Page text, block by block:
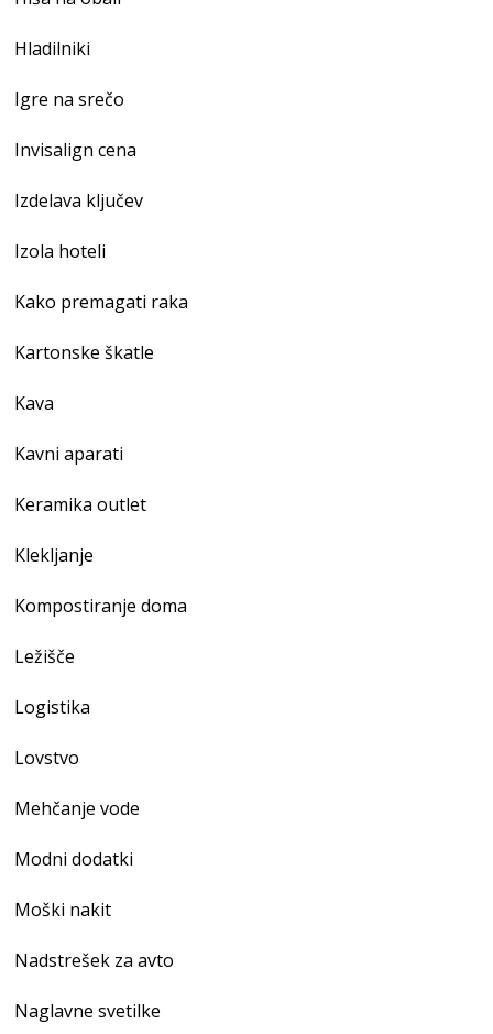
Hladilniki
Igre na srečo
Invisalign cena
Izdelava ključev
Izola hoteli
Kako premagati raka
Kartonske škatle
Kava
Kavni aparati
Keramika outlet
Klekljanje
Kompostiranje doma
Ležišče
Logistika
Lovstvo
Mehčanje vode
Modni dodatki
Moški nakit
Nadstrešek za avto
Naglavne svetilke